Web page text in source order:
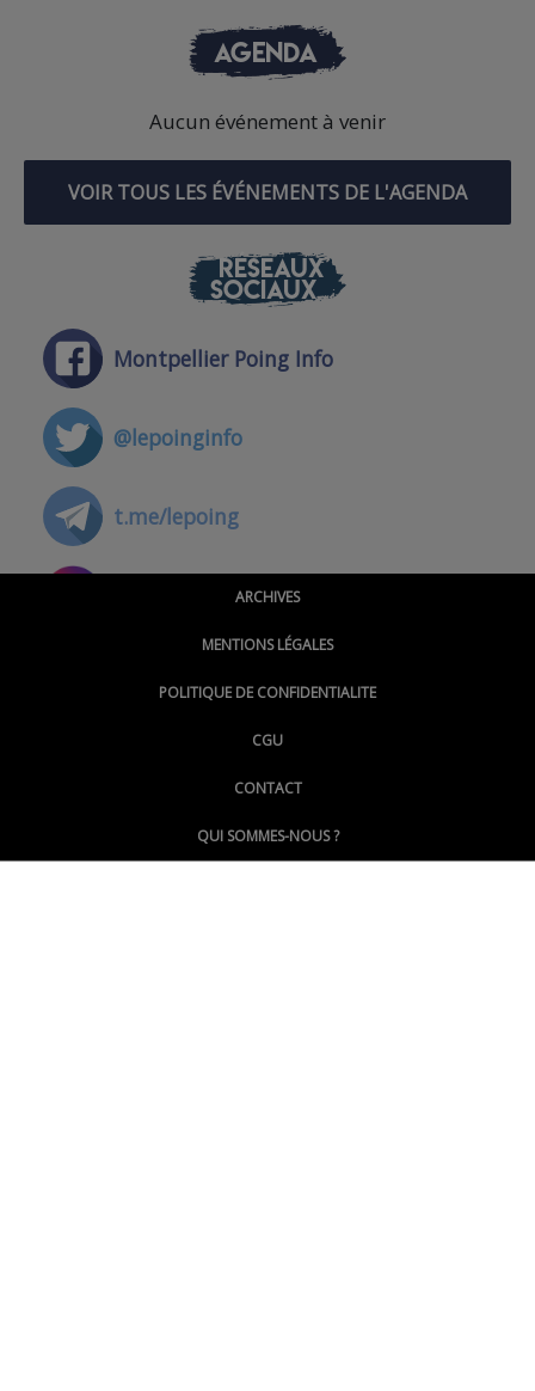
AGENDA
Aucun événement à venir
VOIR TOUS LES ÉVÉNEMENTS DE L'AGENDA
RÉSEAUX
SOCIAUX
Montpellier Poing Info
@lepoinginfo
t.me/lepoing
@montpellierpoinginfo
@LePoingMontpellier
ARCHIVES
MENTIONS LÉGALES
POLITIQUE DE CONFIDENTIALITE
CGU
CONTACT
QUI SOMMES-NOUS ?